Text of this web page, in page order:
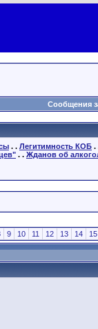
Сообщения
. . Легитимность КОБ .
. . Жданов об
9 10 11 12 13 14 15